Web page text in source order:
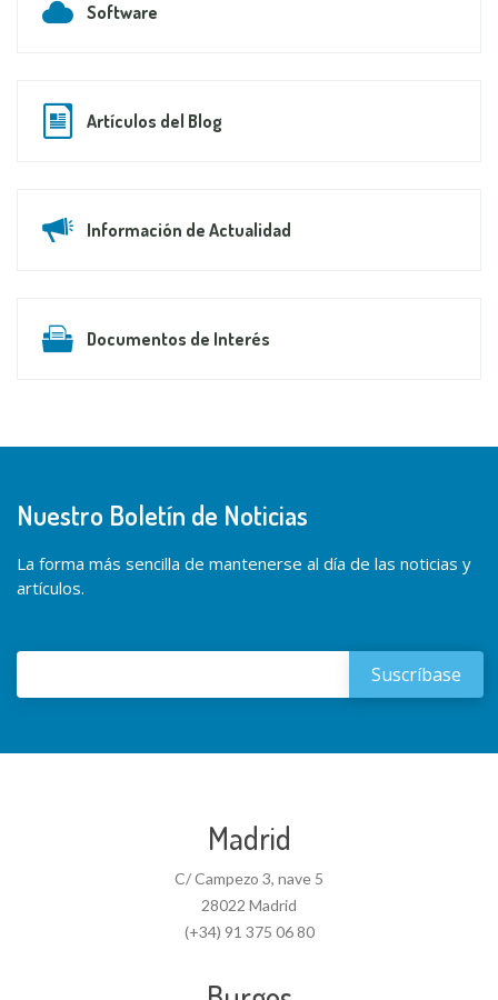
Software
Artículos del Blog
Información de Actualidad
Documentos de Interés
Nuestro Boletín de Noticias
La forma más sencilla de mantenerse al día de las noticias y
artículos.
Madrid
C/ Campezo 3, nave 5
28022 Madrid
(+34) 91 375 06 80